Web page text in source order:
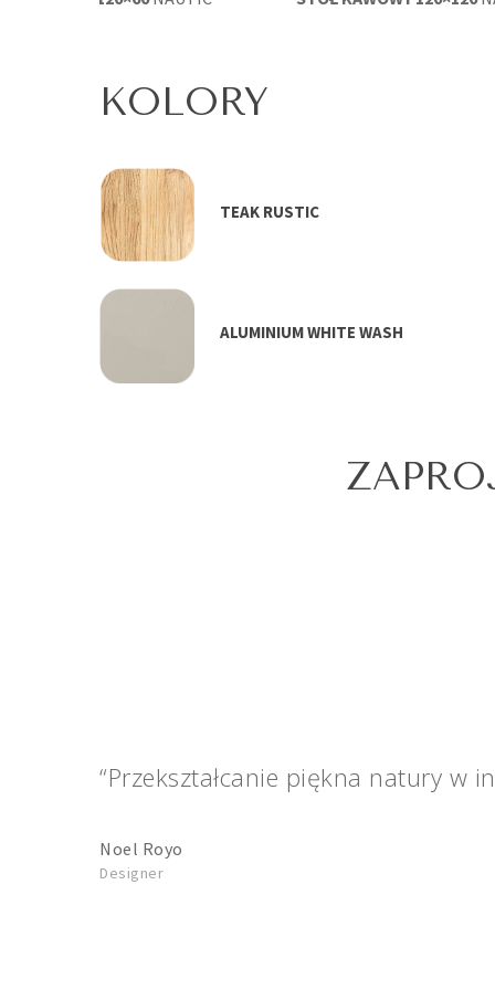
KOLORY
TEAK RUSTIC
ALUMINIUM WHITE WASH
“Przekształcanie piękna natury w
Noel Royo
Designer